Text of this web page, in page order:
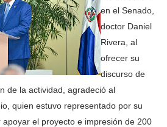
en el Senado,
doctor Daniel
Rivera, al
ofrecer su
discurso de
de la actividad, agradeció al
quien estuvo representado por su
el proyecto e impresión de 200